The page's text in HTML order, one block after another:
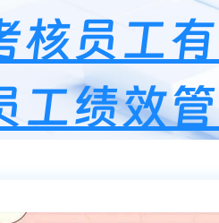
核员工
绩效管